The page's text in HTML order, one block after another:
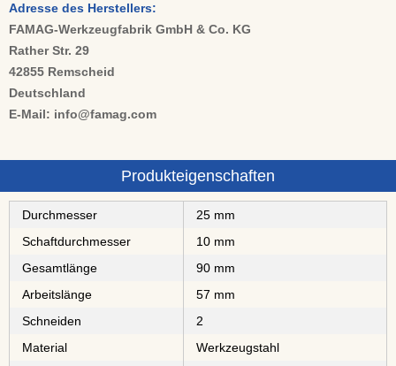
Adresse des Herstellers:
FAMAG-Werkzeugfabrik GmbH & Co. KG
Rather Str. 29
42855 Remscheid
Deutschland
E-Mail: info@famag.com
Produkteigenschaften
Durchmesser
25 mm
Schaftdurchmesser
10 mm
Gesamtlänge
90 mm
Arbeitslänge
57 mm
Schneiden
2
Material
⁠⁠Werkzeugstahl